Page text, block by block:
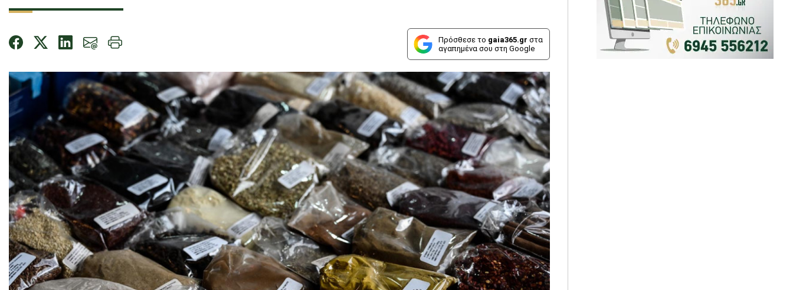
Πρόσθεσε το gaia365.gr στα
αγαπημένα σου στη Google